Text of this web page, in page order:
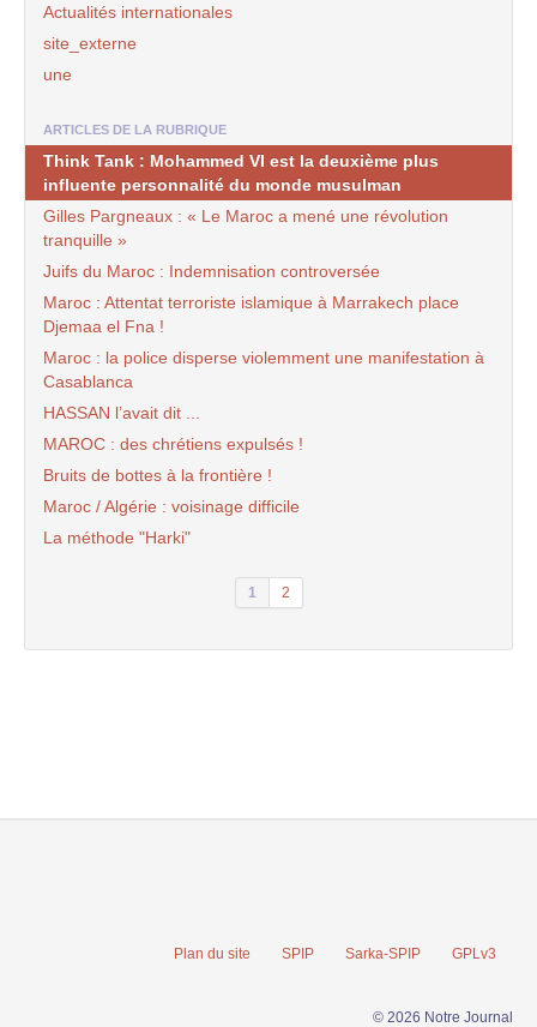
Actualités internationales
site_externe
une
ARTICLES DE LA RUBRIQUE
Think Tank : Mohammed VI est la deuxième plus
influente personnalité du monde musulman
Gilles Pargneaux : « Le Maroc a mené une révolution
tranquille »
Juifs du Maroc : Indemnisation controversée
Maroc : Attentat terroriste islamique à Marrakech place
Djemaa el Fna !
Maroc : la police disperse violemment une manifestation à
Casablanca
HASSAN l’avait dit ...
MAROC : des chrétiens expulsés !
Bruits de bottes à la frontière !
Maroc / Algérie : voisinage difficile
La méthode "Harki"
1 2
Plan du site SPIP Sarka-SPIP GPLv3
© 2026 Notre Journal